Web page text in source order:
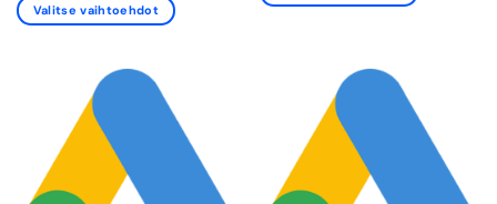
Valitse vaihtoehdot